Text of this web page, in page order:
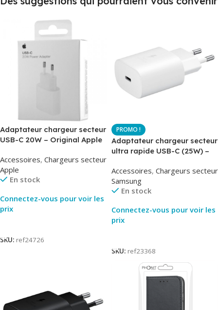
Adaptateur chargeur secteur
USB-C 20W – Original Apple
Original
Accessoires, Chargeurs secteur
Apple
En stock
Connectez-vous pour voir les
prix
SKU: ref24726
Adaptateur chargeur secteur
ultra rapide USB-C (25W) –
EP-TA800
Accessoires, Chargeurs secteur
Samsung
En stock
Connectez-vous pour voir les
prix
SKU: ref23368